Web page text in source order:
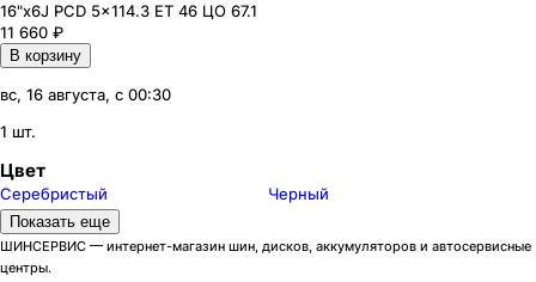
16"x6J PCD 5x114.3 ЕТ 46 ЦО 67.1
11 660 ₽
В корзину
вс, 16 августа, с 00:30
1 шт.
Цвет
Серебристый Черный
Модели дисков Скад
Адмирал 3
Акита
Показать еще
ШИНСЕРВИС — интернет-магазин шин, дисков, аккумуляторов и автосервисные
центры.